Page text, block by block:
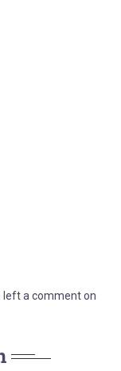
left a comment on